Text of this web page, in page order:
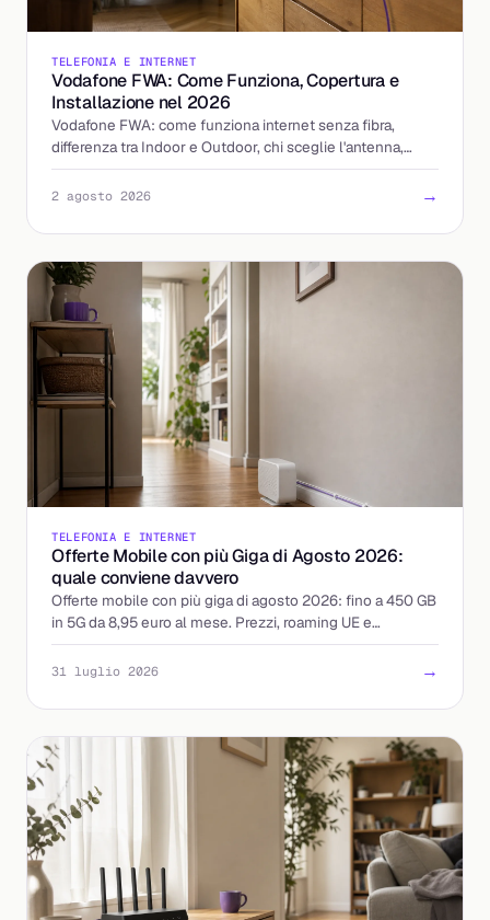
TELEFONIA E INTERNET
Vodafone FWA: Come Funziona, Copertura e
Installazione nel 2026
Vodafone FWA: come funziona internet senza fibra,
differenza tra Indoor e Outdoor, chi sceglie l'antenna,
tempi di installazione e costi aggiornati al 2026.
2 agosto 2026 →
TELEFONIA E INTERNET
Offerte Mobile con più Giga di Agosto 2026:
quale conviene davvero
Offerte mobile con più giga di agosto 2026: fino a 450 GB
in 5G da 8,95 euro al mese. Prezzi, roaming UE e
attivazione a confronto, con il costo reale per giga.
31 luglio 2026 →